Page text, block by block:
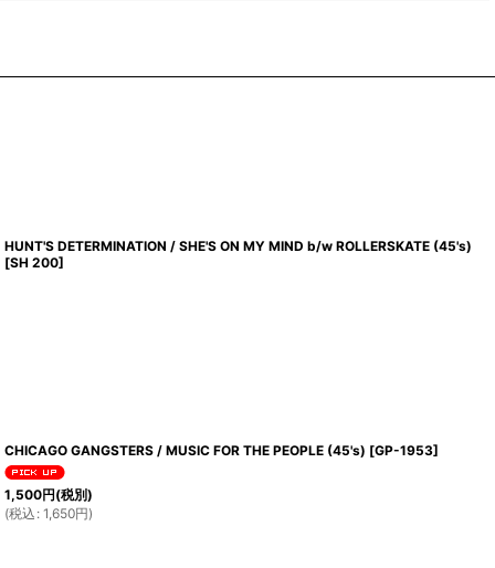
HUNT'S DETERMINATION / SHE'S ON MY MIND b/w ROLLERSKATE (45's)
[SH 200]
CHICAGO GANGSTERS / MUSIC FOR THE PEOPLE (45's) [GP-1953]
1,500円(税別)
(税込 : 1,650円)